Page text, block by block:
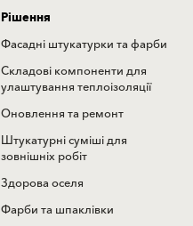
Рішення
Фасадні штукатурки та фарби
Складові компоненти для
улаштування теплоізоляції
Оновлення та ремонт
Штукатурні суміші для
зовнішніх робіт
Здорова оселя
Фарби та шпаклівки